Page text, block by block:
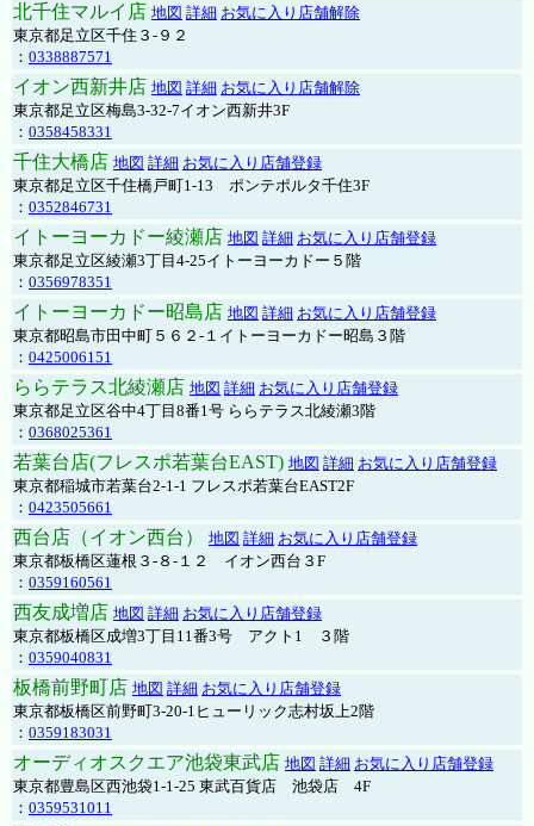
北千住マルイ店 地図 詳細 お気に入り店舗解除
東京都足立区千住３-９２
： 0338887571
イオン西新井店 地図 詳細 お気に入り店舗解除
東京都足立区梅島3-32-7イオン西新井3F
： 0358458331
千住大橋店 地図 詳細 お気に入り店舗登録
東京都足立区千住橋戸町1-13 ポンテポルタ千住3F
： 0352846731
イトーヨーカドー綾瀬店 地図 詳細 お気に入り店舗登録
東京都足立区綾瀬3丁目4-25イトーヨーカドー５階
： 0356978351
イトーヨーカドー昭島店 地図 詳細 お気に入り店舗登録
東京都昭島市田中町５６２-１イトーヨーカドー昭島３階
： 0425006151
ららテラス北綾瀬店 地図 詳細 お気に入り店舗登録
東京都足立区谷中4丁目8番1号 ららテラス北綾瀬3階
： 0368025361
若葉台店(フレスポ若葉台EAST) 地図 詳細 お気に入り店舗登録
東京都稲城市若葉台2-1-1 フレスポ若葉台EAST2F
： 0423505661
西台店（イオン西台） 地図 詳細 お気に入り店舗登録
東京都板橋区蓮根３-８-１２ イオン西台３F
： 0359160561
西友成増店 地図 詳細 お気に入り店舗登録
東京都板橋区成増3丁目11番3号 アクト1 ３階
： 0359040831
板橋前野町店 地図 詳細 お気に入り店舗登録
東京都板橋区前野町3-20-1ヒューリック志村坂上2階
： 0359183031
オーディオスクエア池袋東武店 地図 詳細 お気に入り店舗登録
東京都豊島区西池袋1-1-25 東武百貨店 池袋店 4F
： 0359531011